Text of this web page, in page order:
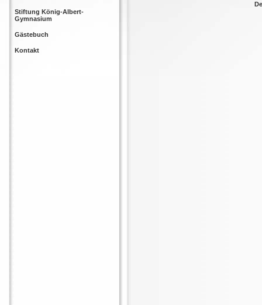
Stiftung König-Albert-
Gymnasium
Gästebuch
Kontakt